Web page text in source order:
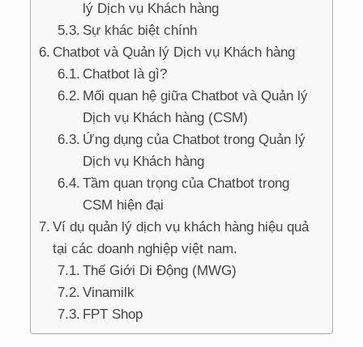
lý Dịch vụ Khách hàng
Sự khác biệt chính
Chatbot và Quản lý Dịch vụ Khách hàng
Chatbot là gì?
Mối quan hệ giữa Chatbot và Quản lý
Dịch vụ Khách hàng (CSM)
Ứng dụng của Chatbot trong Quản lý
Dịch vụ Khách hàng
Tầm quan trọng của Chatbot trong
CSM hiện đại
Ví dụ quản lý dịch vụ khách hàng hiệu quả
tại các doanh nghiệp việt nam.
Thế Giới Di Động (MWG)
Vinamilk
FPT Shop